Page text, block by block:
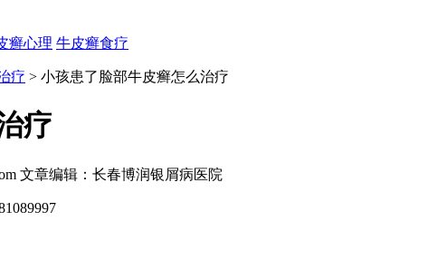
癣心理 牛皮癣食疗
疗 > 小孩患了脸部牛皮癣怎么治疗
疗
文章编辑：长春博润银屑病医院